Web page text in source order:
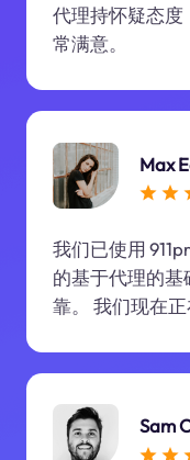
代理持怀疑态
常满意。
Max
我们已使用
的基于代理的
靠。 我们现在正
Sam